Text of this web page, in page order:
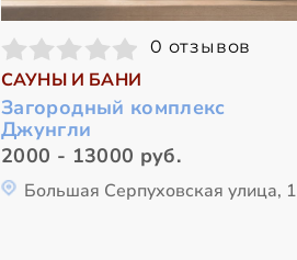
0 отзывов
САУНЫ И БАНИ
Загородный комплекс
Джунгли
2000 - 13000 руб.
Большая Серпуховская улица, 1